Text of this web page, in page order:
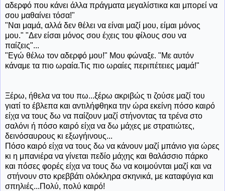
αδερφό που κάνει άλλα πράγματα μεγαλίστικα και μπορεί να
σου μαθαίνει τόσα!"
"Ναι μαμά, αλλά δεν θέλει να είναι μαζί μου, είμαι μόνος
μου." "Δεν είσαι μόνος σου έχεις του φίλους σου να
παίζεις"...
"Εγώ θέλω τον αδερφό μου!" Μου φώναξε. "Με αυτόν
κάναμε τα πιο ωραία.Τις πιο ωραίες περιπέτειες μαμά!"
Ξέρω, ήθελα να του πω...ξέρω ακριβώς τι ζούσε μαζί του
γιατί το έβλεπα και αντιλήφθηκα την ώρα εκείνη πόσο καιρό
είχα να τους δω να παίζουν μαζί στήνοντας τα τρένα στο
σαλόνι ή πόσο καιρό είχα να δω μάχες με στρατιώτες,
δεινόσαυρους κι εξωγήινους...
Πόσο καιρό είχα να τους δω να κάνουν μαζί μπάνιο για ώρες
κι η μπανιέρα να γίνεται πεδίο μάχης και θαλάσσιο πάρκο
και πόσες φορές είχα να τους δω να κοιμούνται μαζί και να
στήνουν στο κρεββάτι ολόκληρα σκηνικά, με καταφύγια και
σπηλιές...Πολύ, πολύ καιρό!